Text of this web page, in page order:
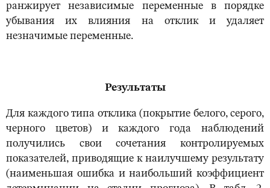
ранжирует независимые переменные в порядке
убывания их влияния на отклик и удаляет
незначимые переменные.
Результаты
Для каждого типа отклика (покрытие белого, серого,
черного цветов) и каждого года наблюдений
получились свои сочетания контролируемых
показателей, приводящие к наилучшему результату
(наименьшая ошибка и наибольший коэффициент